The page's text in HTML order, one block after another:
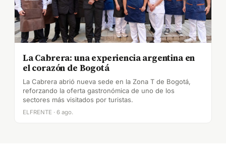
La Cabrera: una experiencia argentina en
el corazón de Bogotá
La Cabrera abrió nueva sede en la Zona T de Bogotá,
reforzando la oferta gastronómica de uno de los
sectores más visitados por turistas.
ELFRENTE · 6 ago.